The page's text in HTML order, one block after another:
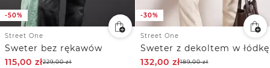
-50%
Street One
Sweter bez rękawów
115,00 zł229,00zł
-30%
Street One
Sweter z dekoltem w łódkę
132,00 zł189,00zł